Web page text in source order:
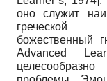
оно служит
греческой
божественный
Advanced